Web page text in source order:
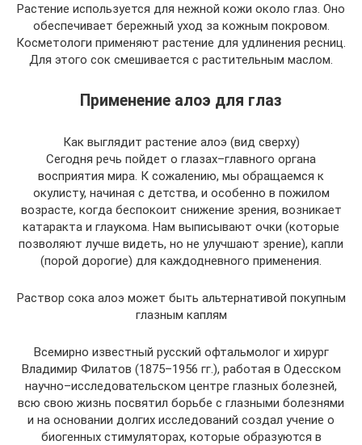
Растение используется для нежной кожи около глаз. Оно
обеспечивает бережный уход за кожным покровом.
Косметологи применяют растение для удлинения ресниц.
Для этого сок смешивается с растительным маслом.
Применение алоэ для глаз
Как выглядит растение алоэ (вид сверху)
Сегодня речь пойдет о глазах–главного органа
восприятия мира. К сожалению, мы обращаемся к
окулисту, начиная с детства, и особенно в пожилом
возрасте, когда беспокоит снижение зрения, возникает
катаракта и глаукома. Нам выписывают очки (которые
позволяют лучше видеть, но не улучшают зрение), капли
(порой дорогие) для каждодневного применения.
Раствор сока алоэ может быть альтернативой покупным
глазным каплям
Всемирно известный русский офтальмолог и хирург
Владимир Филатов (1875–1956 гг.), работая в Одесском
научно–исследовательском центре глазных болезней,
всю свою жизнь посвятил борьбе с глазными болезнями
и на основании долгих исследований создал учение о
биогенных стимуляторах, которые образуются в